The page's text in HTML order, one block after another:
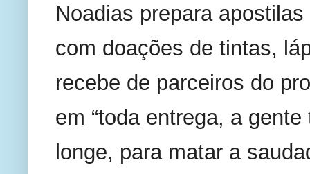
Noadias prepara
com doações de tintas,
recebe de parceiros do
em “toda entrega, a
longe, para matar a